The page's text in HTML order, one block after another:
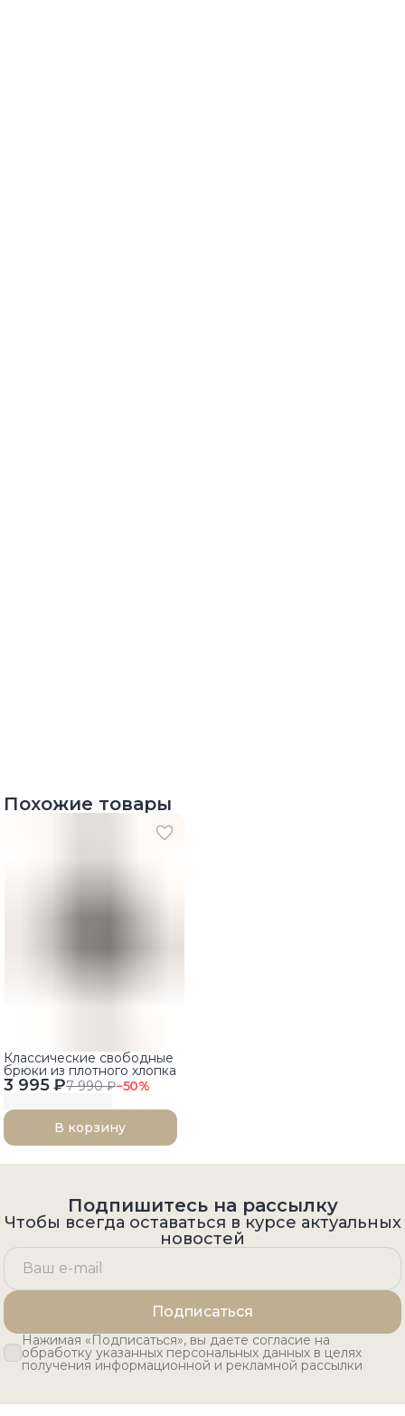
Похожие товары
3 995 ₽7 990 ₽−50%
Классические свободные
брюки из плотного хлопка
В корзину
Подпишитесь на рассылку
Чтобы всегда оставаться в курсе актуальных
новостей
Подписаться
Нажимая «Подписаться», вы даете согласие на
обработку указанных персональных данных в целях
получения информационной и рекламной рассылки